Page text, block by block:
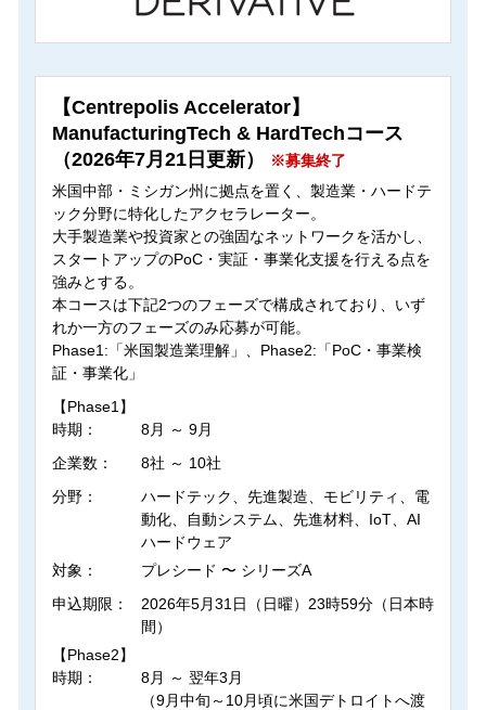
【Centrepolis Accelerator】
ManufacturingTech & HardTechコース
（2026年7月21日更新）
※募集終了
米国中部・ミシガン州に拠点を置く、製造業・ハードテ
ック分野に特化したアクセラレーター。
大手製造業や投資家との強固なネットワークを活かし、
スタートアップのPoC・実証・事業化支援を行える点を
強みとする。
本コースは下記2つのフェーズで構成されており、いず
れか一方のフェーズのみ応募が可能。
Phase1:「米国製造業理解」、Phase2:「PoC・事業検
証・事業化」
【Phase1】
時期：
8月 ～ 9月
企業数：
8社 ～ 10社
分野：
ハードテック、先進製造、モビリティ、電
動化、自動システム、先進材料、IoT、AI
ハードウェア
対象：
プレシード 〜 シリーズA
申込期限：
2026年5月31日（日曜）23時59分（日本時
間）
【Phase2】
時期：
8月 ～ 翌年3月
（9月中旬～10月頃に米国デトロイトへ渡